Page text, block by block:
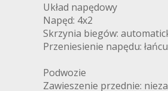
Układ napędowy
Napęd: 4x2
Skrzynia biegów:
Przeniesienie napędu:
Podwozie
Zawieszenie przednie: